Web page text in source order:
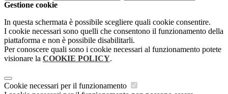
Gestione cookie
In questa schermata è possibile scegliere quali cookie consentire.
I cookie necessari sono quelli che consentono il funzionamento della
piattaforma e non è possibile disabilitarli.
Per conoscere quali sono i cookie necessari al funzionamento potete
visionare la COOKIE POLICY.
Cookie necessari per il funzionamento